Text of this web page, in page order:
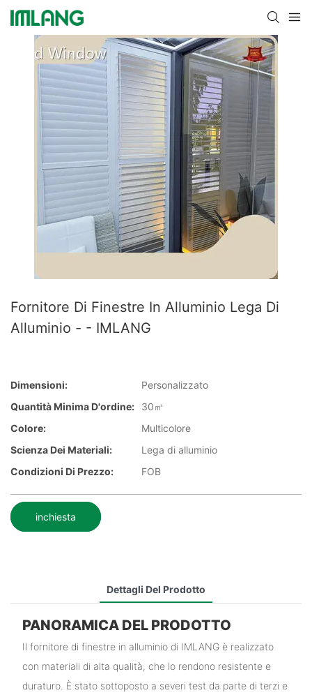
Fornitore Di Finestre In Alluminio Lega Di
Alluminio - - IMLANG
Dimensioni:
Personalizzato
Quantità Minima D'ordine:
30㎡
Colore:
Multicolore
Scienza Dei Materiali:
Lega di alluminio
Condizioni Di Prezzo:
FOB
inchiesta
Dettagli Del Prodotto
PANORAMICA DEL PRODOTTO
Il fornitore di finestre in alluminio di IMLANG è realizzato
con materiali di alta qualità, che lo rendono resistente e
duraturo. È stato sottoposto a severi test da parte di terzi e